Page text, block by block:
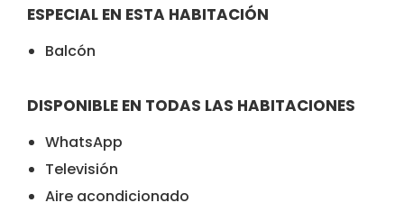
ESPECIAL EN ESTA HABITACIÓN
Balcón
DISPONIBLE EN TODAS LAS HABITACIONES
WhatsApp
Televisión
Aire acondicionado